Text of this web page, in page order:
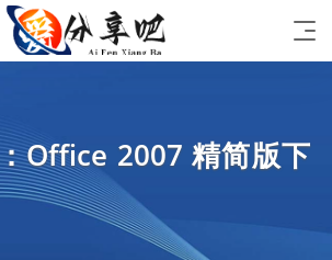
Office 2007 精简版下